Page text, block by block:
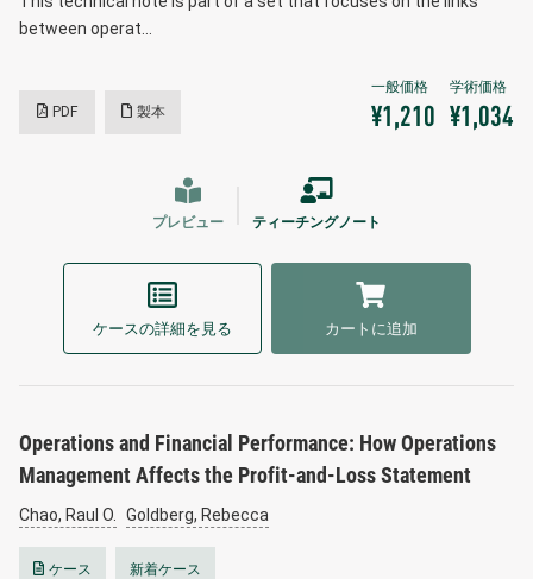
between operat…
PDF 製本 ¥1,210 ¥1,034
プレビュー ティーチングノート
ケースの詳細を見る カートに追加
Operations and Financial Performance: How Operations
Management Affects the Profit-and-Loss Statement
Chao, Raul O. Goldberg, Rebecca
ケース 新着ケース